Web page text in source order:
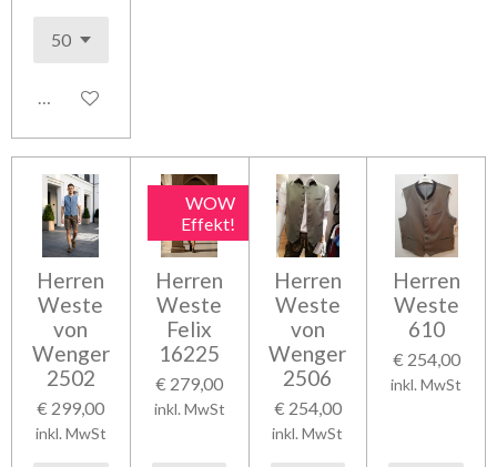
In den Warenkorb
Herren
Weste
von
Wenger
2502
€ 299,00
inkl. MwSt
WOW
Effekt!
Herren
Weste
Felix
16225
€ 279,00
inkl. MwSt
Herren
Weste
von
Wenger
2506
€ 254,00
inkl. MwSt
Herren
Weste
610
€ 254,00
inkl. MwSt